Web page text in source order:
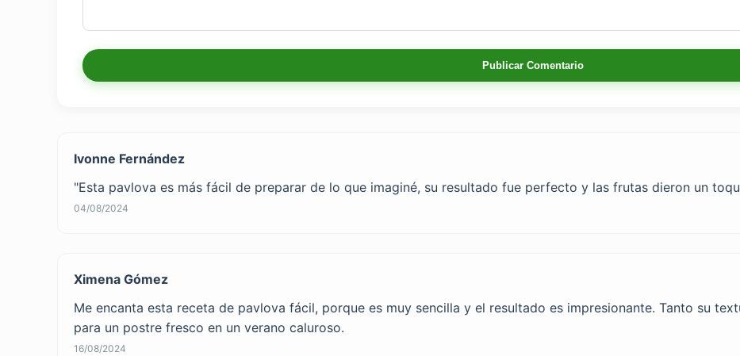
Publicar Comentario
Ivonne Fernández
"Esta pavlova es más fácil de preparar de lo que imaginé, su resultado fue perfecto y las frutas dieron un
04/08/2024
Ximena Gómez
Me encanta esta receta de pavlova fácil, porque es muy sencilla y el resultado es impresionante. Tanto su
para un postre fresco en un verano caluroso.
16/08/2024